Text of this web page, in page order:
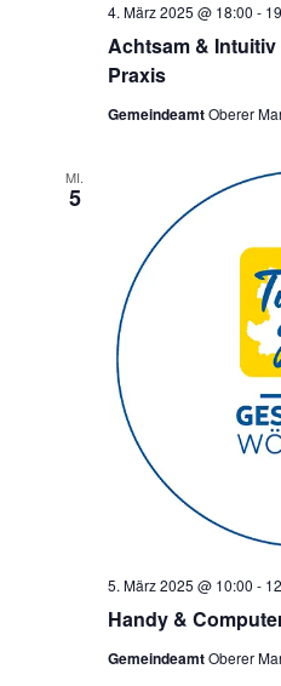
Achtsam &
Praxis
4. März 2025 @ 18:00 -
GemeindeamtOberer
MI.
5
Handy &
5. März 2025 @ 10:00 -
GemeindeamtOberer